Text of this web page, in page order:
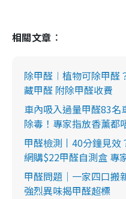
相關文章︰
除甲醛︱植物可除甲醛
藏甲醛 附除甲醛收費
車內吸入過量甲醛83名
除毒！專家指放香薰都
甲醛檢測丨40分鐘見效
網購$22甲醛自測盒 專
甲醛問題｜一家四口搬
強烈異味揭甲醛超標